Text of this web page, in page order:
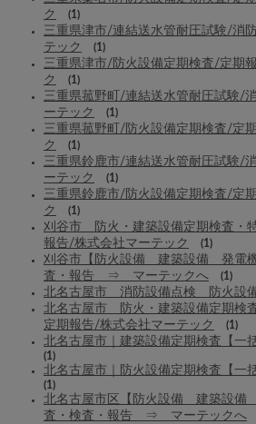
ク
(1)
三重県津市/連結送水管耐圧試験/消
テック
(1)
三重県津市/防火設備定期検査/定期
ク
(1)
三重県菰野町/連結送水管耐圧試験/
ーテック
(1)
三重県菰野町/防火設備定期検査/定
ク
(1)
三重県鈴鹿市/連結送水管耐圧試験/
ーテック
(1)
三重県鈴鹿市/防火設備定期検査/定
ク
(1)
刈谷市 防火・建築設備定期検査・
報告/株式会社マーテック
(1)
刈谷市【防火設備 建築設備 発電
査・報告 ⇒ マーテックへ
(1)
北名古屋市 消防設備点検 防火設
北名古屋市 防火・建築設備定期検
定期報告/株式会社マーテック
(1)
北名古屋市｜建築設備定期検査【一
(1)
北名古屋市｜防火設備定期検査【一
(1)
北名古屋市区【防火設備 建築設備
査・検査・報告 ⇒ マーテックへ